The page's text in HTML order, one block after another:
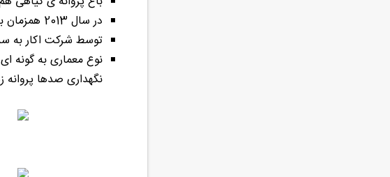
در سال 2013 همزمان با 14 فوریه شروع به ساخت این باغ کردند و نهایت در سال 2016 این باغ زیبا رو به عموم باز گشایی شد .
توسط شرکت اکار به
نوع معماری به گونه
نگهداری صدها پروانه